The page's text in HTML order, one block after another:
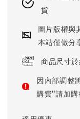
貨
圖片版權與
本站僅做分
商品尺寸
因內部調整
購費"請加